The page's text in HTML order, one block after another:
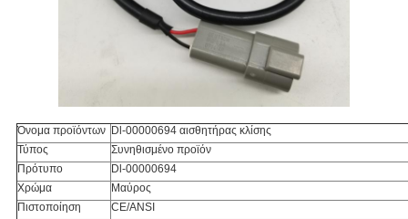
Όνομα προϊόντων Dl-00000694 αισθητήρας κλίσης
Τύπος
Συνηθισμένο προϊόν
Πρότυπο
Dl-00000694
Χρώμα
Μαύρος
Πιστοποίηση
CE/ANSI